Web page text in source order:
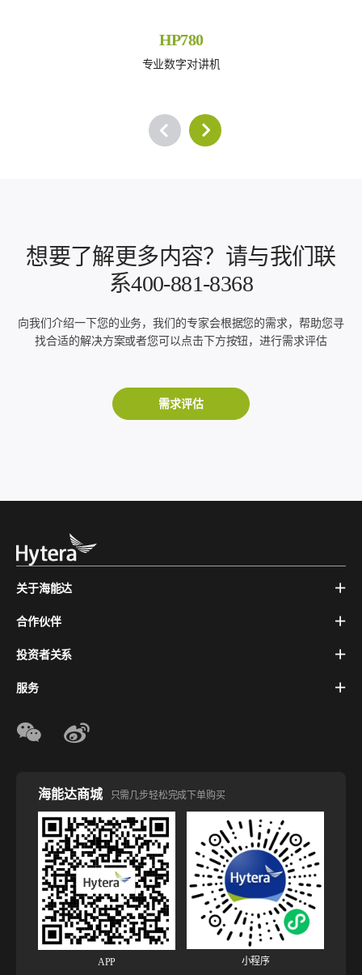
HP780
专业数字对讲机
想要了解更多内容？请与我们联
系400-881-8368
向我们介绍一下您的业务，我们的专家会根据您的需求，帮助您寻
找合适的解决方案或者您可以点击下方按钮，进行需求评估
需求评估
关于海能达
合作伙伴
投资者关系
服务
海能达商城 只需几步轻松完成下单购买
APP 小程序